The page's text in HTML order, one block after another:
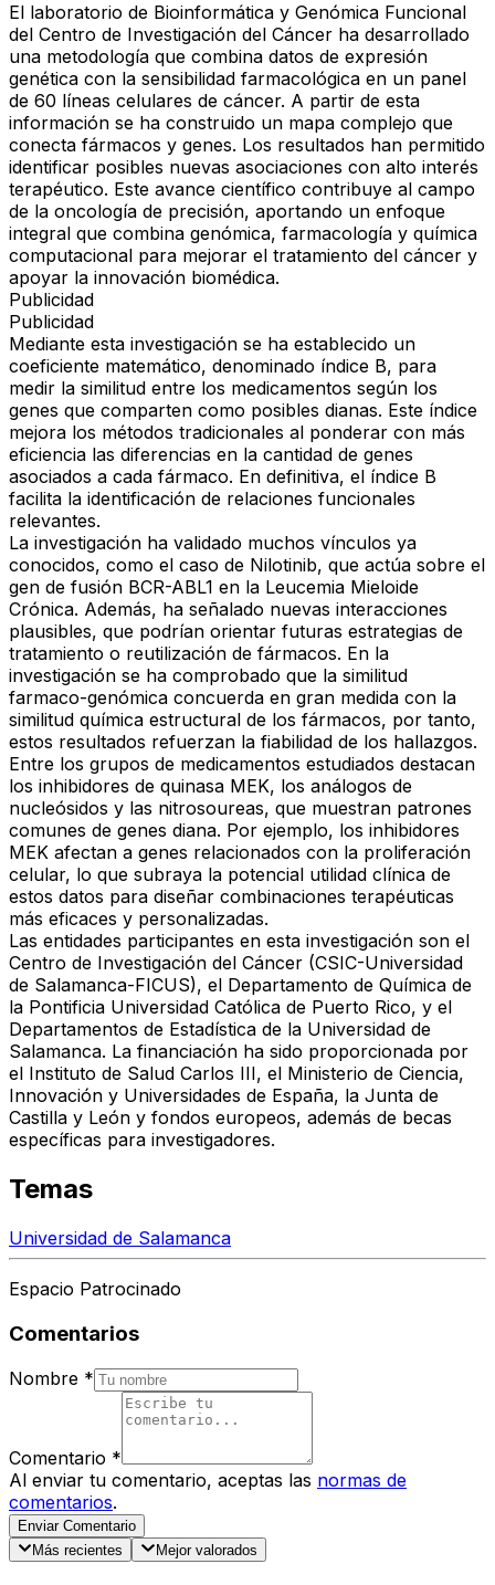
El laboratorio de Bioinformática y Genómica Funcional
del Centro de Investigación del Cáncer ha desarrollado
una metodología que combina datos de expresión
genética con la sensibilidad farmacológica en un panel
de 60 líneas celulares de cáncer. A partir de esta
información se ha construido un mapa complejo que
conecta fármacos y genes. Los resultados han permitido
identificar posibles nuevas asociaciones con alto interés
terapéutico. Este avance científico contribuye al campo
de la oncología de precisión, aportando un enfoque
integral que combina genómica, farmacología y química
computacional para mejorar el tratamiento del cáncer y
apoyar la innovación biomédica.
Publicidad
Publicidad
Mediante esta investigación se ha establecido un
coeficiente matemático, denominado índice B, para
medir la similitud entre los medicamentos según los
genes que comparten como posibles dianas. Este índice
mejora los métodos tradicionales al ponderar con más
eficiencia las diferencias en la cantidad de genes
asociados a cada fármaco. En definitiva, el índice B
facilita la identificación de relaciones funcionales
relevantes.
La investigación ha validado muchos vínculos ya
conocidos, como el caso de Nilotinib, que actúa sobre el
gen de fusión BCR-ABL1 en la Leucemia Mieloide
Crónica. Además, ha señalado nuevas interacciones
plausibles, que podrían orientar futuras estrategias de
tratamiento o reutilización de fármacos. En la
investigación se ha comprobado que la similitud
farmaco-genómica concuerda en gran medida con la
similitud química estructural de los fármacos, por tanto,
estos resultados refuerzan la fiabilidad de los hallazgos.
Entre los grupos de medicamentos estudiados destacan
los inhibidores de quinasa MEK, los análogos de
nucleósidos y las nitrosoureas, que muestran patrones
comunes de genes diana. Por ejemplo, los inhibidores
MEK afectan a genes relacionados con la proliferación
celular, lo que subraya la potencial utilidad clínica de
estos datos para diseñar combinaciones terapéuticas
más eficaces y personalizadas.
Las entidades participantes en esta investigación son el
Centro de Investigación del Cáncer (CSIC-Universidad
de Salamanca-FICUS), el Departamento de Química de
la Pontificia Universidad Católica de Puerto Rico, y el
Departamentos de Estadística de la Universidad de
Salamanca. La financiación ha sido proporcionada por
el Instituto de Salud Carlos III, el Ministerio de Ciencia,
Innovación y Universidades de España, la Junta de
Castilla y León y fondos europeos, además de becas
específicas para investigadores.
Temas
Universidad de Salamanca
Espacio Patrocinado
Comentarios
Nombre *
Comentario *
Al enviar tu comentario, aceptas las normas de
comentarios.
Enviar Comentario
Más recientes
Mejor valorados